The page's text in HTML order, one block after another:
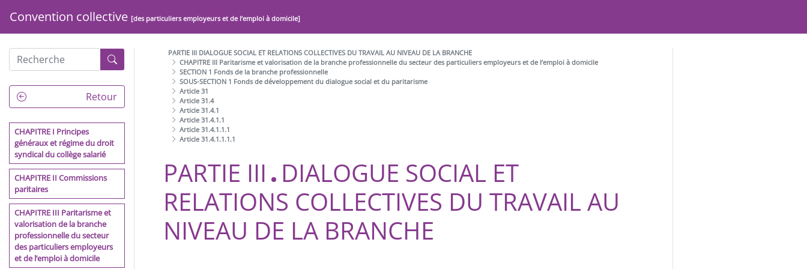
Convention collective [des particuliers employeurs et de l’emploi à domicile]
PRÉAMBULE
CONVENTION COLLECTIVE
DE LA BRANCHE DU SECTEUR
DES PARTICULIERS
EMPLOYEURS ET DE
L'EMPLOI À DOMICILE
PARTIE I DISPOSITIONS
GÉNÉRALES
PARTIE II EGALITE
PROFESSIONNELLE, NON
DISCRIMINATION, LIBERTÉS
Retour
CHAPITRE I Principes
généraux et régime du droit
syndical du collège salarié
CHAPITRE II Commissions
paritaires
CHAPITRE III Paritarisme et
valorisation de la branche
professionnelle du secteur
des particuliers employeurs
et de l’emploi à domicile
PARTIE III DIALOGUE SOCIAL ET RELATIONS COLLECTIVES DU TRAVAIL AU NIVEAU DE LA BRANCHE
CHAPITRE III Paritarisme et valorisation de la branche professionnelle du secteur des particuliers employeurs et de l’emploi à domicile
SECTION 1 Fonds de la branche professionnelle
SOUS-SECTION 1 Fonds de développement du dialogue social et du paritarisme
Article 31
Article 31.4
Article 31.4.1
Article 31.4.1.1
Article 31.4.1.1.1
Article 31.4.1.1.1.1
PARTIE III DIALOGUE SOCIAL ET
RELATIONS COLLECTIVES DU TRAVAIL AU
NIVEAU DE LA BRANCHE